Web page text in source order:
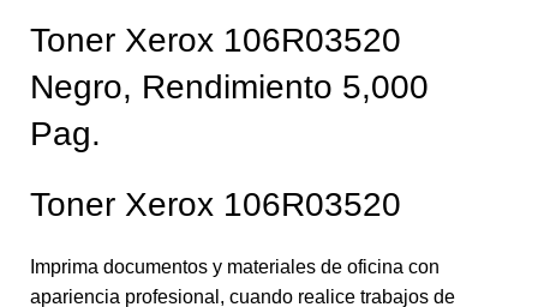
Toner Xerox 106R03520
Negro, Rendimiento 5,000
Pag.
Toner Xerox 106R03520
Imprima documentos y materiales de oficina con
apariencia profesional, cuando realice trabajos de